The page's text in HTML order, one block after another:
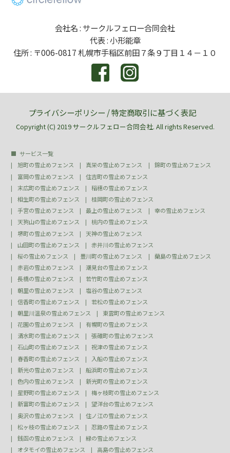
会社名 : サークルフェロー合同会社
代表 : 小形能章
住所 : 〒006-0817 札幌市手稲区前田７条９丁目１４－１０
プライバシーポリシー /特定商取引に基づく表記
Copyright (C) 2019 サークルフェロー合同会社. All rights Reserved.
サービス一覧
旭町の雪止めフェンス
真栄の雪止めフェンス
錦町の雪止めフェンス
富岡の雪止めフェンス
住吉町の雪止めフェンス
末広町の雪止めフェンス
稲穂の雪止めフェンス
相生町の雪止めフェンス
桂岡町の雪止めフェンス
手宮の雪止めフェンス
最上の雪止めフェンス
幸の雪止めフェンス
天狗山の雪止めフェンス
桃内の雪止めフェンス
堺町の雪止めフェンス
天神の雪止めフェンス
山田町の雪止めフェンス
赤井川の雪止めフェンス
桜の雪止めフェンス
豊川町の雪止めフェンス
蘭島の雪止めフェンス
赤岩の雪止めフェンス
潮見台の雪止めフェンス
長橋の雪止めフェンス
若竹町の雪止めフェンス
朝里の雪止めフェンス
塩谷の雪止めフェンス
信香町の雪止めフェンス
若松の雪止めフェンス
朝里川温泉の雪止めフェンス
東雲町の雪止めフェンス
花園の雪止めフェンス
有幌町の雪止めフェンス
清水町の雪止めフェンス
張碓町の雪止めフェンス
石山町の雪止めフェンス
祝津の雪止めフェンス
春香町の雪止めフェンス
入船の雪止めフェンス
新光の雪止めフェンス
船浜町の雪止めフェンス
色内の雪止めフェンス
新光町の雪止めフェンス
星野町の雪止めフェンス
梅ヶ枝町の雪止めフェンス
新富町の雪止めフェンス
望洋台の雪止めフェンス
奥沢の雪止めフェンス
住ノ江の雪止めフェンス
松ヶ枝の雪止めフェンス
忍路の雪止めフェンス
銭函の雪止めフェンス
緑の雪止めフェンス
オタモイの雪止めフェンス
高島の雪止めフェンス